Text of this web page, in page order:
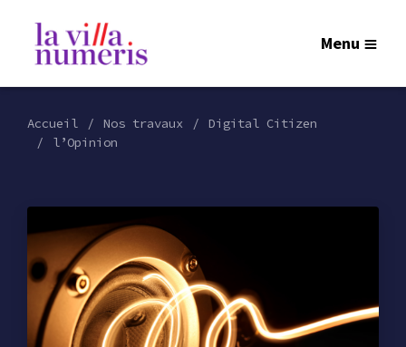
Menu
Accueil Nos travaux
Digital Citizen
l’Opinion